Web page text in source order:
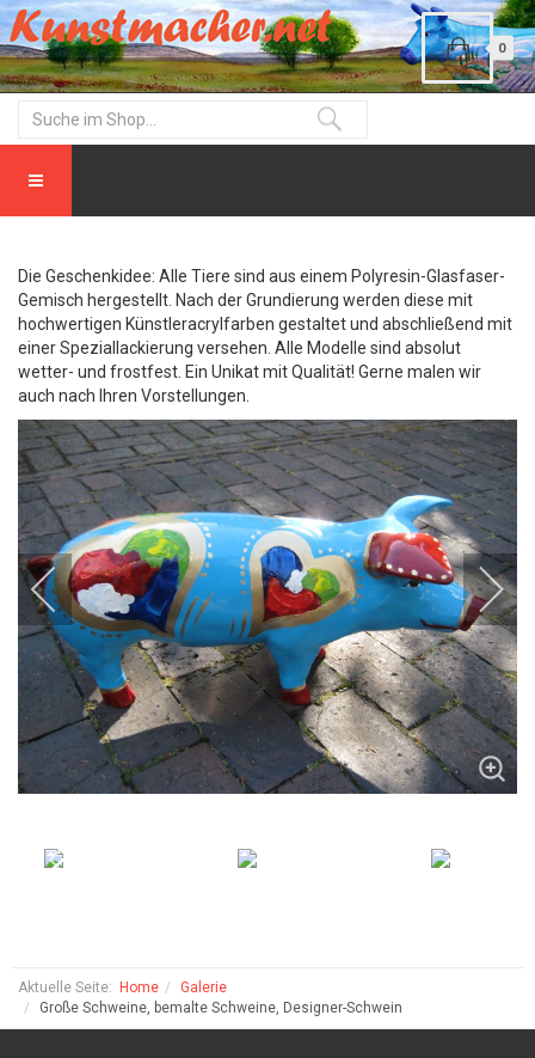
0
Die Geschenkidee: Alle Tiere sind aus einem Polyresin-Glasfaser-
Gemisch hergestellt. Nach der Grundierung werden diese mit
hochwertigen Künstleracrylfarben gestaltet und abschließend mit
einer Speziallackierung versehen. Alle Modelle sind absolut
wetter- und frostfest. Ein Unikat mit Qualität! Gerne malen wir
auch nach Ihren Vorstellungen.
Aktuelle Seite: Home
Galerie
Große Schweine, bemalte Schweine, Designer-Schwein